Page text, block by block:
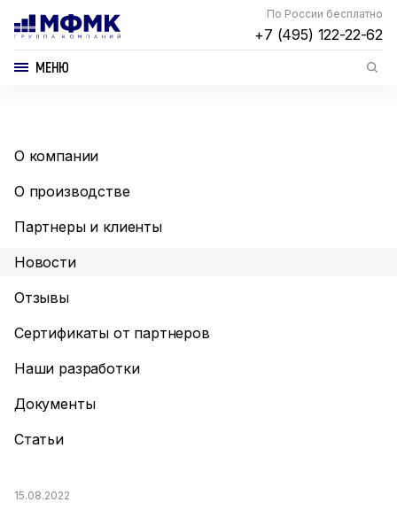
По России бесплатно
+7 (495) 122-22-62
МЕНЮ
О компании
О производстве
Партнеры и клиенты
Новости
Отзывы
Сертификаты от партнеров
Наши разработки
Документы
Статьи
15.08.2022